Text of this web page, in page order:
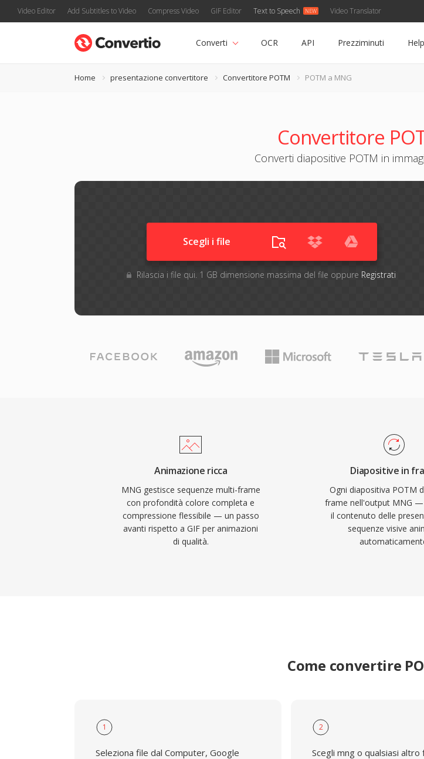
Video Editor Add Subtitles to Video Compress Video GIF Editor Text to Speech Video Translator
Converti OCR API Prezziminuti Help
Home presentazione convertitore Convertitore POTM POTM a MNG
Convertitore
Converti diapositive POTM in
Scegli i file
Rilascia i file qui. 1 GB dimensione massima del file oppure Registrati
Animazione ricca
MNG gestisce sequenze multi-frame
con profondità colore completa e
compressione flessibile — un passo
avanti rispetto a GIF per animazioni
di qualità.
Diapositive in
Ogni diapositiva POTM
frame nell'output MNG
il contenuto delle
sequenze visive
Come convertire
1
Seleziona file dal Computer, Google
2
Scegli mng o qualsiasi